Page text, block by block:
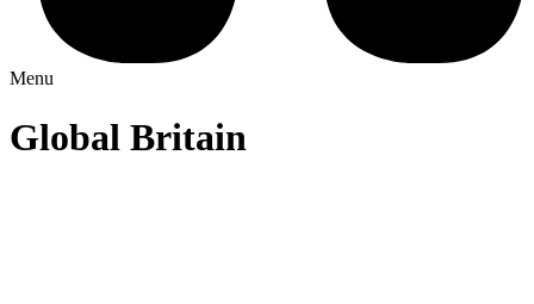
Menu
Global Britain